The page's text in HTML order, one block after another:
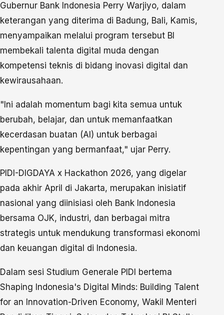
Gubernur Bank Indonesia Perry Warjiyo, dalam
keterangan yang diterima di Badung, Bali, Kamis,
menyampaikan melalui program tersebut BI
membekali talenta digital muda dengan
kompetensi teknis di bidang inovasi digital dan
kewirausahaan.
"Ini adalah momentum bagi kita semua untuk
berubah, belajar, dan untuk memanfaatkan
kecerdasan buatan (AI) untuk berbagai
kepentingan yang bermanfaat," ujar Perry.
PIDI-DIGDAYA x Hackathon 2026, yang digelar
pada akhir April di Jakarta, merupakan inisiatif
nasional yang diinisiasi oleh Bank Indonesia
bersama OJK, industri, dan berbagai mitra
strategis untuk mendukung transformasi ekonomi
dan keuangan digital di Indonesia.
Dalam sesi Studium Generale PIDI bertema
Shaping Indonesia's Digital Minds: Building Talent
for an Innovation-Driven Economy, Wakil Menteri